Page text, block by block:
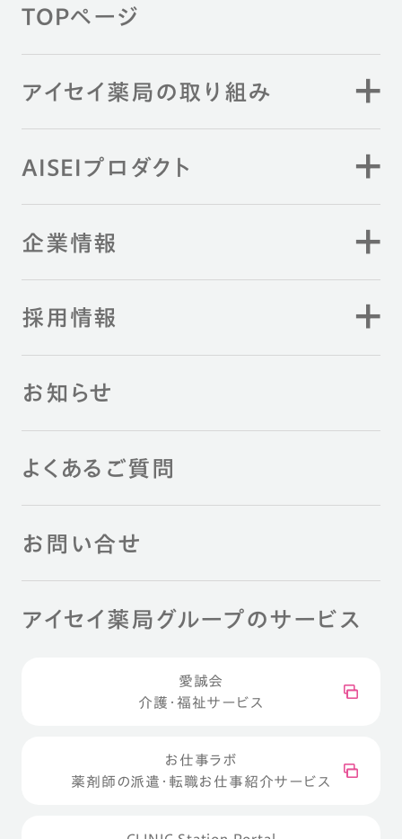
TOPページ
アイセイ薬局の取り組み
AISEIプロダクト
企業情報
採用情報
お知らせ
よくあるご質問
お問い合せ
アイセイ薬局グループのサービス
愛誠会
介護・福祉サービス
お仕事ラボ
薬剤師の派遣・転職お仕事紹介サービス